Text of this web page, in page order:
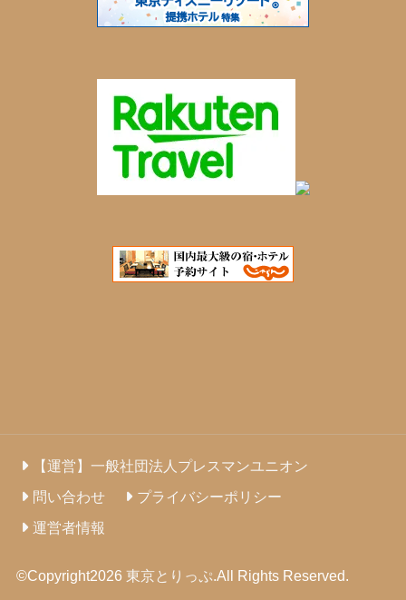
【運営】一般社団法人プレスマンユニオン
問い合わせ
プライバシーポリシー
運営者情報
©Copyright2026 東京とりっぷ.All Rights Reserved.